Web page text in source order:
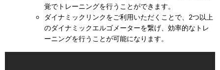
覚でトレーニングを行うことができます。
ダイナミックリンクをご利用いただくことで、2つ以上
のダイナミックエルゴメーターを繋げ、効率的なトレ
ーニングを行うことが可能になります。